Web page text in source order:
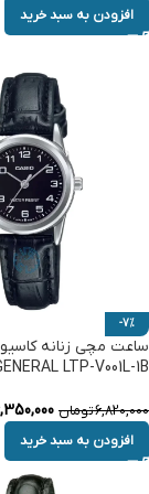
افزودن به سبد خرید
-7%
ساعت مچی زنانه
LTP-V001L-1B
6,820,000تومان
افزودن به سبد خرید